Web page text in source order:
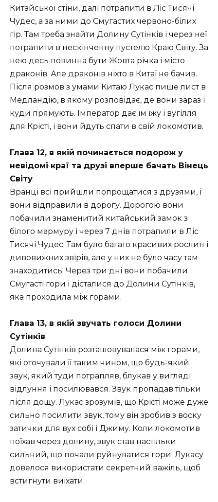
Китайської стіни, далі потрапити в Ліс Тисячі
Чудес, а за ними до Смугастих червоно-білих
гір. Там треба знайти Долину Сутінків і через неї
потрапити в нескінченну пустелю Краю Світу. За
нею десь повинна бути Жовта річка і місто
драконів. Але драконів ніхто в Китаї не бачив.
Після розмов з умами Китаю Лукас пише лист в
Медландію, в якому розповідає, де вони зараз і
куди прямують. Імператор дає їм їжу і вугілля
для Крісті, і вони йдуть спати в свій локомотив.
Глава 12, в якій починається подорож у
невідомі краї та друзі вперше бачать Вінець
Світу
Вранці всі прийшли попрощатися з друзями, і
вони відправили в дорогу. Дорогою вони
побачили знаменитий китайський замок з
білого мармуру і через 7 днів потрапили в Ліс
Тисячі Чудес. Там було багато красивих рослин і
дивовижних звірів, але у них не було часу там
знаходитись. Через три дні вони побачили
Смугасті гори і дісталися до Долини Сутінків,
яка проходила між горами.
Глава 13, в якій звучать голоси Долини
Сутінків
Долина Сутінків розташовувалася між горами,
які оточували її таким чином, що будь-який
звук, який туди потрапляв, блукав у вигляді
відлуння і посилювався. Звук пропадав тільки
після дощу. Лукас зрозумів, що Крісті може дуже
сильно посилити звук, тому він зробив з воску
затички для вух собі і Джиму. Коли локомотив
поїхав через долину, звук став настільки
сильний, що почали руйнуватися гори. Лукасу
довелося використати секретний важіль, щоб
встигнути виїхати.